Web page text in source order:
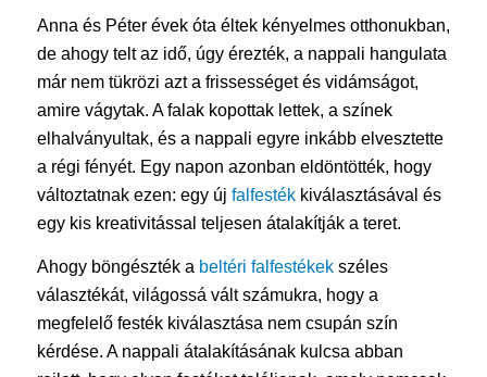
Anna és Péter évek óta éltek kényelmes otthonukban,
de ahogy telt az idő, úgy érezték, a nappali hangulata
már nem tükrözi azt a frissességet és vidámságot,
amire vágytak. A falak kopottak lettek, a színek
elhalványultak, és a nappali egyre inkább elvesztette
a régi fényét. Egy napon azonban eldöntötték, hogy
változtatnak ezen: egy új falfestékkiválasztásával és
egy kis kreativitással teljesen átalakítják a teret.
Ahogy böngészték a beltéri falfestékekszéles
választékát, világossá vált számukra, hogy a
megfelelő festék kiválasztása nem csupán szín
kérdése. A nappali átalakításának kulcsa abban